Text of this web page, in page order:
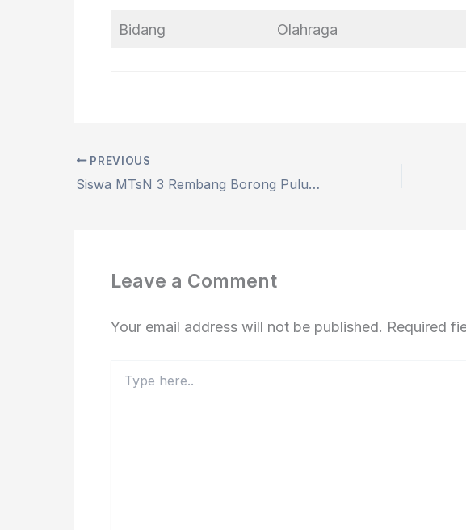
Bidang Olahraga
PREVIOUS
Siswa MTsN 3 Rembang Borong Puluhan Medali FOSB 2024
Leave a Comment
Your email address will not be published. Required
here..